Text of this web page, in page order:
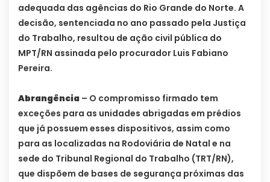
adequada das agências do Rio Grande do Norte. A
decisão, sentenciada no ano passado pela Justiça
do Trabalho, resultou de ação civil pública do
MPT/RN assinada pelo procurador Luis Fabiano
Pereira.
Abrangência – O compromisso firmado tem
exceções para as unidades abrigadas em prédios
que já possuem esses dispositivos, assim como
para as localizadas na Rodoviária de Natal e na
sede do Tribunal Regional do Trabalho (TRT/RN),
que dispõem de bases de segurança próximas das